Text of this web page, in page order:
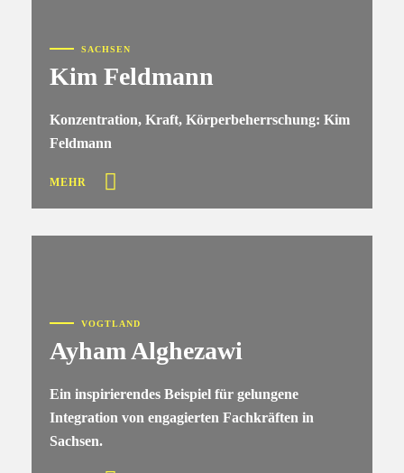
SACHSEN
Kim Feldmann
Konzentration, Kraft, Körperbeherrschung: Kim
Feldmann
MEHR
VOGTLAND
Ayham Alghezawi
Ein inspirierendes Beispiel für gelungene
Integration von engagierten Fachkräften in
Sachsen.